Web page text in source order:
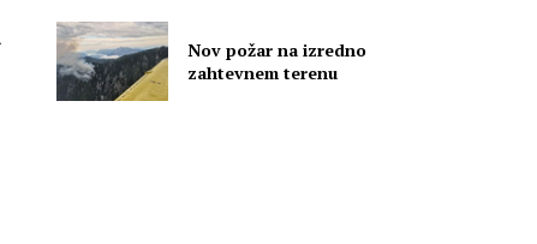
Nov požar na izredno
zahtevnem terenu